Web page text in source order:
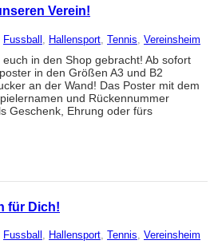
Verein!
Fussball Hallensport Tennis Vereinsheim
in den Shop gebracht! Ab sofort
in den Größen A3 und B2
an der Wand! Das Poster mit dem
und Rückennummer
Geschenk, Ehrung oder fürs
für Dich!
Fussball , Hallensport, Tennis, Vereinsheim